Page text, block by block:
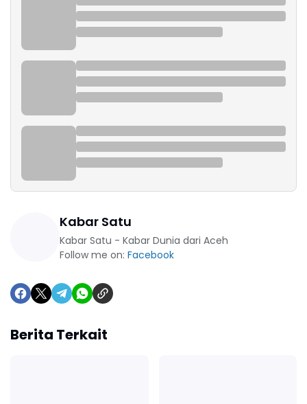
Kabar Satu
Kabar Satu - Kabar Dunia dari Aceh
Follow me on: Facebook
Berita Terkait